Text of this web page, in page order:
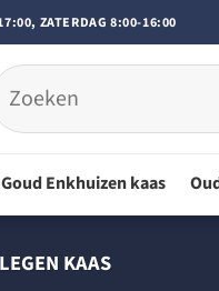
ZATERDAG 8:00-16:00
Goud Enkhuizen kaas
KAAS